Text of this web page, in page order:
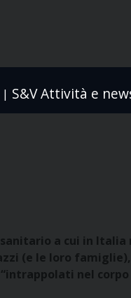
| S&V Attività e
a cui in
(e le loro
nel